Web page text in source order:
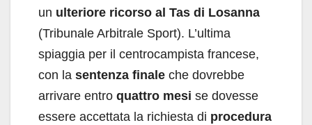
un ulteriore ricorso al Tas di Losanna
(Tribunale Arbitrale Sport). L’ultima
spiaggia per il centrocampista francese,
con la sentenza finale che dovrebbe
arrivare entro quattro mesi se dovesse
essere accettata la richiesta di procedura